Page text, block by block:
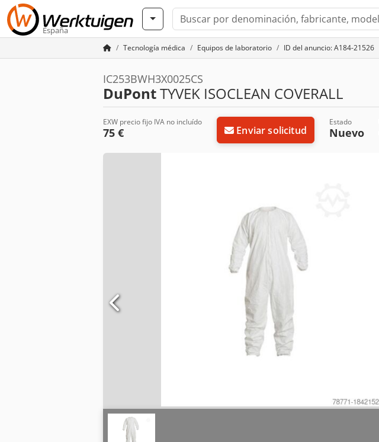
España
Tecnología médica Equipos de laboratorio ID del anuncio: A184-21526
IC253BWH3X0025CS
DuPontTYVEK ISOCLEAN COVERALL
EXW precio fijo IVA no incluído
75 € Enviar solicitud
Estado
Nuevo